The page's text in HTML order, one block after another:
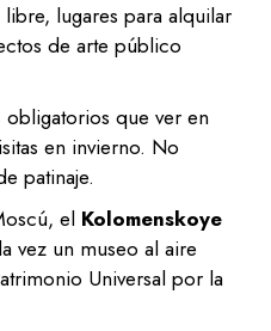
lugares para alquilar
de arte público
obligatorios que ver en
en invierno. No
patinaje.
el Kolomenskoye
vez un museo al aire
Universal por la